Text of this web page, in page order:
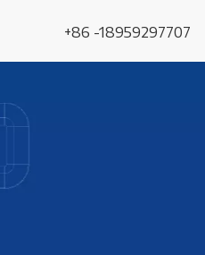
+86 -18959297707